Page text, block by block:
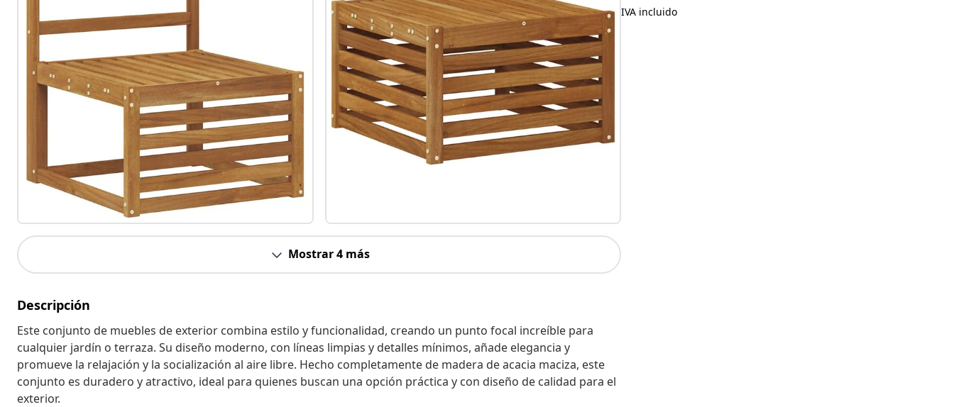
Mostrar 4 más
Descripción
Este conjunto de muebles de exterior combina estilo y funcionalidad, creando un punto focal increíble para
cualquier jardín o terraza. Su diseño moderno, con líneas limpias y detalles mínimos, añade elegancia y
promueve la relajación y la socialización al aire libre. Hecho completamente de madera de acacia maciza, este
conjunto es duradero y atractivo, ideal para quienes buscan una opción práctica y con diseño de calidad para el
exterior.
IVA incluido